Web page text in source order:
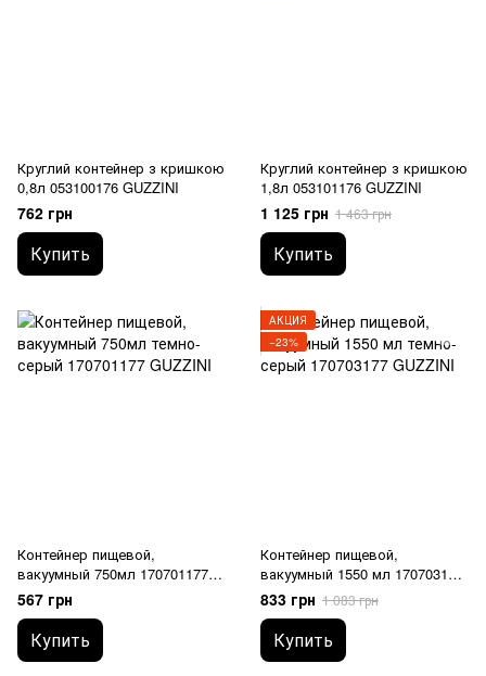
Круглий контейнер з кришкою
0,8л 053100176 GUZZINI
762 грн
Купить
Круглий контейнер з кришкою
1,8л 053101176 GUZZINI
1 125 грн 1 463 грн
Купить
Контейнер пищевой,
вакуумный 750мл 170701177
GUZZINI
567 грн
Купить
АКЦИЯ
−23%
Контейнер пищевой,
вакуумный 1550 мл 170703177
GUZZINI
833 грн 1 083 грн
Купить